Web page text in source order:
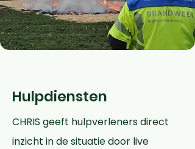
Hulpdiensten
CHRIS geeft hulpverleners direct
inzicht in de situatie door live